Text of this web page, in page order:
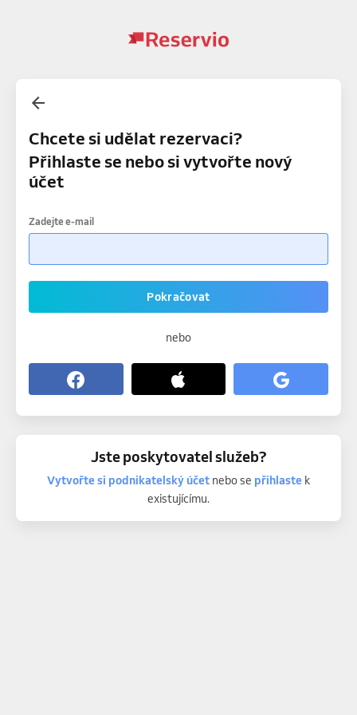
Chcete si udělat rezervaci?
Přihlaste se nebo si vytvořte nový
účet
Zadejte e-mail
Pokračovat
nebo
Jste poskytovatel služeb?
Vytvořte si podnikatelský účetnebo se přihlastek
existujícímu.